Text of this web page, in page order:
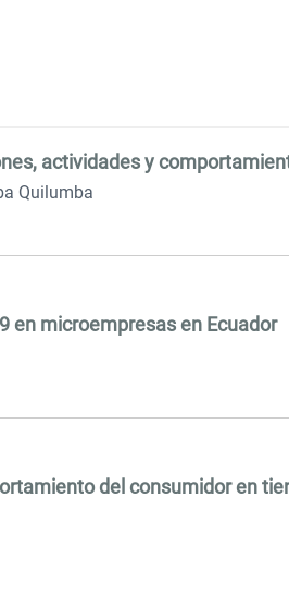
actividades y
Quilumba
en microempresas en Ecuador
del consumidor en